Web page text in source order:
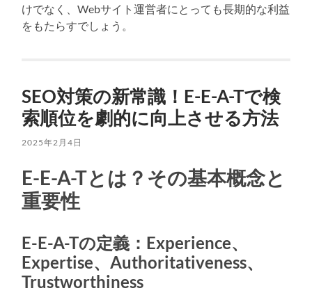
けでなく、Webサイト運営者にとっても長期的な利益
をもたらすでしょう。
SEO対策の新常識！E-E-A-Tで検
索順位を劇的に向上させる方法
2025年2月4日
E-E-A-Tとは？その基本概念と
重要性
E-E-A-Tの定義：Experience、
Expertise、Authoritativeness、
Trustworthiness